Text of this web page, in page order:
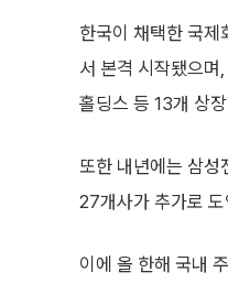
한국이 채택한 국
서 본격 시작됐으며
홀딩스 등 13개 상
또한 내년에는 삼성
27개사가 추가로
이에 올 한해 국내